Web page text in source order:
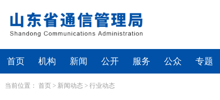
首页 机构 新闻 公开 服务 公众 专题
当前位置： 首页 > 新闻动态 > 行业动态